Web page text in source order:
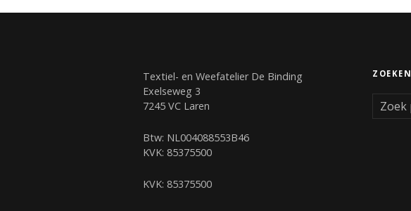
Textiel- en Weefatelier De Binding
Exelseweg 3
7245 VC Laren
Btw: NL004088553B46
KVK: 85375500
KVK: 85375500
ZOEKEN